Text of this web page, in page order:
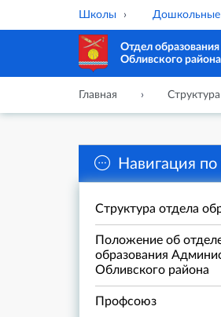
Школы Дошкольные
Отдел образования
Обливского района
Главная Структура
Навигация по
Структура отдела
Положение об
образования
Обливского района
Профсоюз